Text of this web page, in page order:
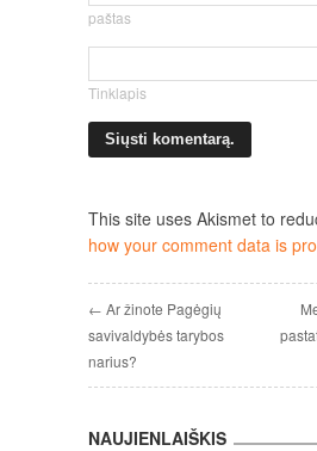
paštas
Tinklapis
This site uses Akismet to
how your comment data is
← Ar žinote Pagėgių
savivaldybės tarybos
narius?
NAUJIENLAIŠKIS